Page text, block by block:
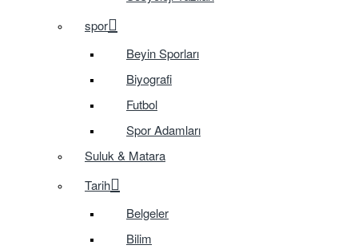
spor
Beyin Sporları
Biyografi
Futbol
Spor Adamları
Suluk & Matara
Tarih
Belgeler
Bilim